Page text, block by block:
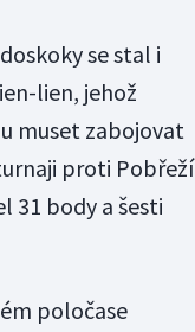
se stal i
lien, jehož
muset zabojovat
proti Pobřeží
31 body a šesti
poločase